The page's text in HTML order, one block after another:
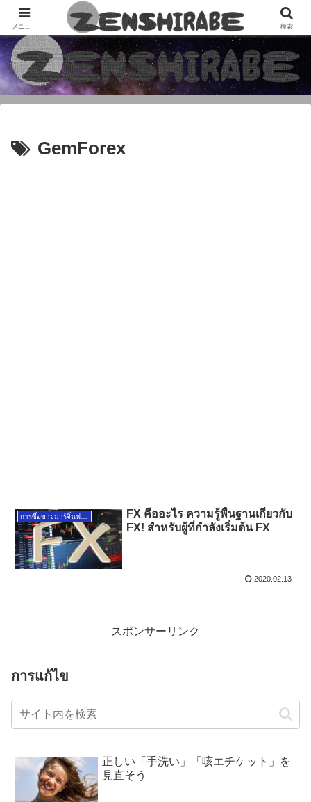
เว็บไซต์ข้อมูลอ้างอิงจาก "ZENSHIRABE = การวิจัยที่ดี" จาก "ฉันอยากรู้และอยากรู้"
GemForex
FX คืออะไร ความรู้พื้นฐานเกี่ยวกับ
FX! สำหรับผู้ที่กำลังเริ่มต้น FX
2020.02.13
スポンサーリンク
การแก้ไข
正しい「手洗い」「咳エチケット」を
見直そう
メニュー 検索